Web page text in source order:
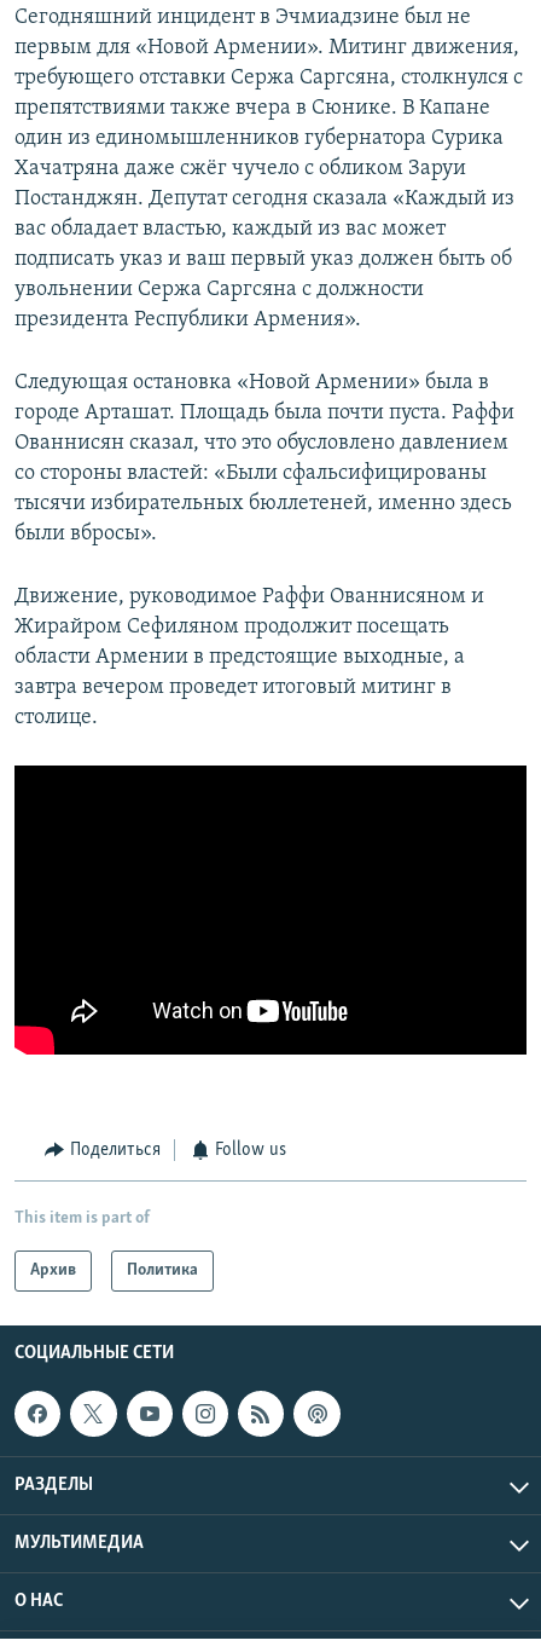
Сегодняшний инцидент в Эчмиадзине был не
первым для «Новой Армении». Митинг движения,
требующего отставки Сержа Саргсяна, столкнулся с
препятствиями также вчера в Сюнике. В Капане
один из единомышленников губернатора Сурика
Хачатряна даже сжёг чучело с обликом Заруи
Постанджян. Депутат сегодня сказала «Каждый из
вас обладает властью, каждый из вас может
подписать указ и ваш первый указ должен быть об
увольнении Сержа Саргсяна с должности
президента Республики Армения».
Следующая остановка «Новой Армении» была в
городе Арташат. Площадь была почти пуста. Раффи
Ованнисян сказал, что это обусловлено давлением
со стороны властей: «Были сфальсифицированы
тысячи избирательных бюллетеней, именно здесь
были вбросы».
Движение, руководимое Раффи Ованнисяном и
Жирайром Сефиляном продолжит посещать
области Армении в предстоящие выходные, а
завтра вечером проведет итоговый митинг в
столице.
Поделиться Follow us
This item is part of
Архив Политика
СОЦИАЛЬНЫЕ СЕТИ
РАЗДЕЛЫ
МУЛЬТИМЕДИА
О НАС